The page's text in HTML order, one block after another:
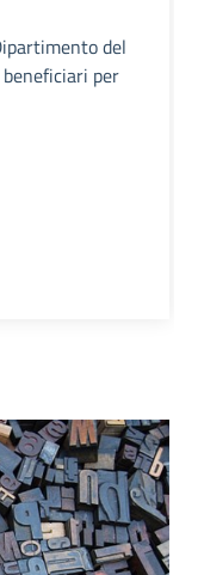
del
per